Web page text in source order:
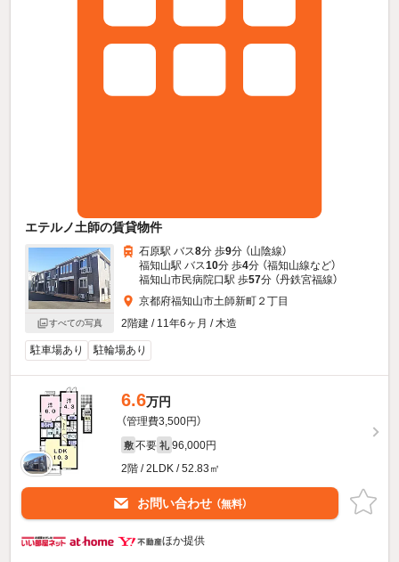
エテルノ土師の賃貸物件
すべての写真
石原駅 バス8分 歩9分 （山陰線）
福知山駅 バス10分 歩4分 （福知山線など）
福知山市民病院口駅 歩57分 （丹鉄宮福線）
京都府福知山市土師新町２丁目
2階建 / 11年6ヶ月 / 木造
駐車場あり 駐輪場あり
6.6万円
（管理費3,500円）
敷 不要 礼 96,000円
2階 / 2LDK / 52.83㎡
お問い合わせ （無料）
ほか提供